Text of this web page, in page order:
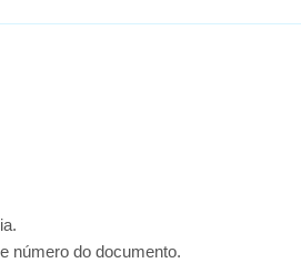
número do documento.